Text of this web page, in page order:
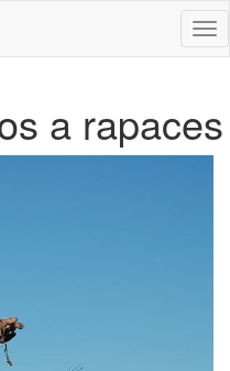
a rapaces